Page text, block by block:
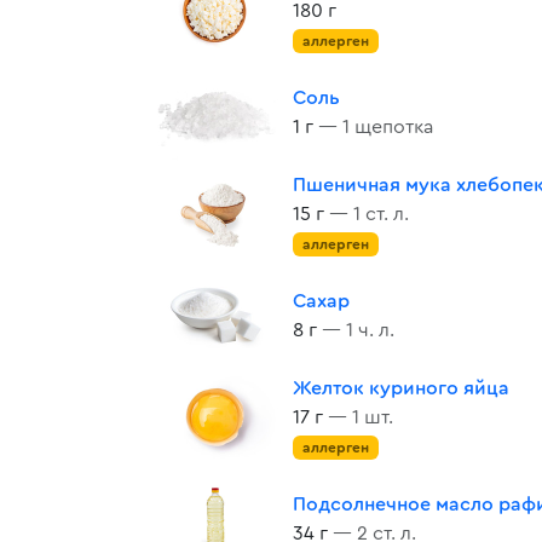
180 г
аллерген
Соль
1 г — 1 щепотка
Пшеничная мука
15 г — 1 ст. л.
аллерген
Сахар
8 г — 1 ч. л.
Желток куриного яйца
17 г — 1 шт.
аллерген
Подсолнечное масло
34 г — 2 ст. л.